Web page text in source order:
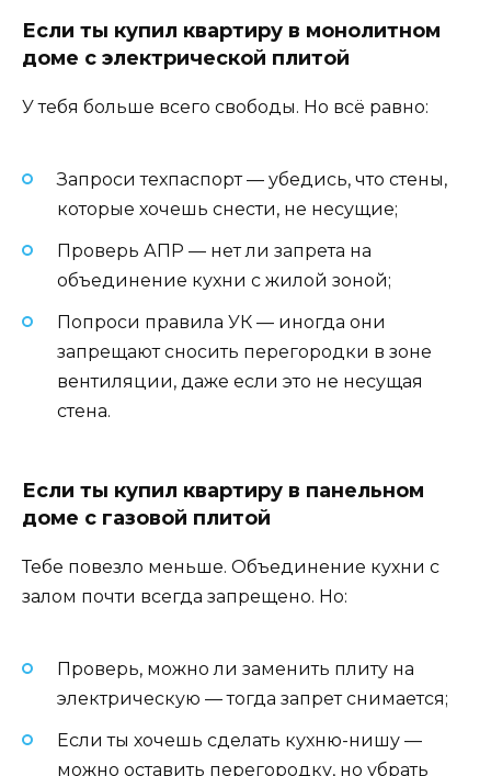
Если ты купил квартиру в монолитном
доме с электрической плитой
У тебя больше всего свободы. Но всё равно:
Запроси техпаспорт — убедись, что стены,
которые хочешь снести, не несущие;
Проверь АПР — нет ли запрета на
объединение кухни с жилой зоной;
Попроси правила УК — иногда они
запрещают сносить перегородки в зоне
вентиляции, даже если это не несущая
стена.
Если ты купил квартиру в панельном
доме с газовой плитой
Тебе повезло меньше. Объединение кухни с
залом почти всегда запрещено. Но:
Проверь, можно ли заменить плиту на
электрическую — тогда запрет снимается;
Если ты хочешь сделать кухню-нишу —
можно оставить перегородку, но убрать